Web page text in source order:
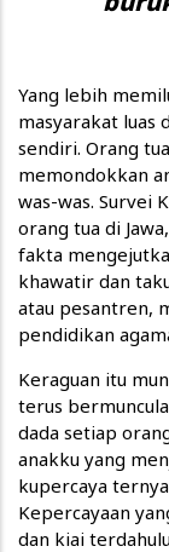
Yang lebih
masyarakat luas
sendiri. Orang
memondokkan
was-was. Survei
orang tua di
fakta
khawatir dan
atau pesantren,
pendidikan
Keraguan itu
terus
dada setiap
anakku yang
kupercaya
Kepercayaan
dan kiai